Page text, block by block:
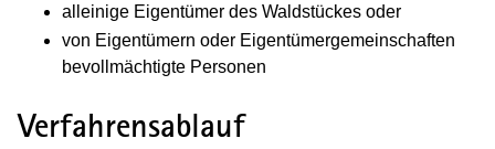
alleinige Eigentümer des Waldstückes oder
von Eigentümern oder Eigentümergemeinschaften
bevollmächtigte Personen
Verfahrensablauf